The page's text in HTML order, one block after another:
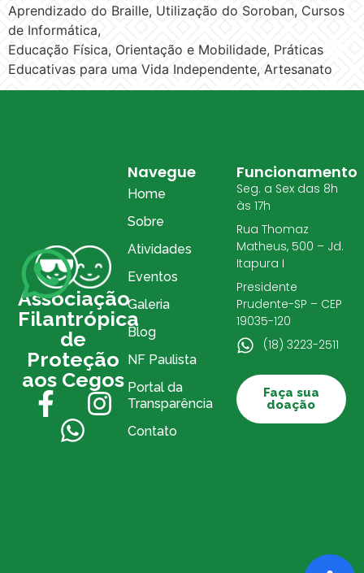
Aprendizado do Braille, Utilização do Soroban, Cursos
de Informática,
Educação Física, Orientação e Mobilidade, Práticas
Educativas para uma Vida Independente, Artesanato
Associação
Filantrópica
de
Proteção
aos Cegos
Navegue
Home
Sobre
Atividades
Eventos
Galeria
Blog
NF Paulista
Portal da
Transparência
Contato
Funcionamento
Seg. a Sex das 8h
às 17h
Rua Thomaz
Matheus, 500 – Jd.
Itapura I
Presidente
Prudente-SP – CEP
19035-120
(18) 3223-2511
Faça sua
doação